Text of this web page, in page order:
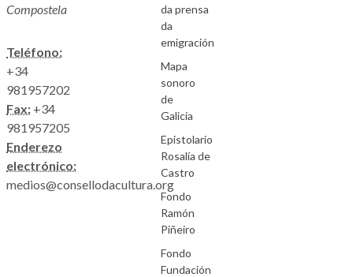
Compostela
Teléfono:
+34
981957202
Fax: +34
981957205
Enderezo
electrónico:
medios@consellodacultura.org
da prensa
da
emigración
Mapa
sonoro
de
Galicia
Epistolario
Rosalía de
Castro
Fondo
Ramón
Piñeiro
Fondo
Fundación